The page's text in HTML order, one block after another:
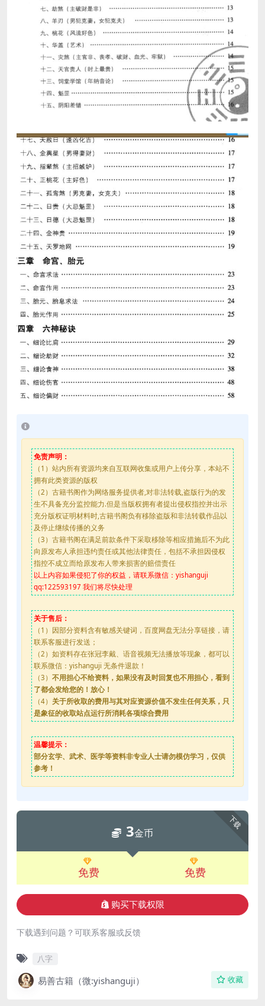
免责声明：
（1）站内所有资源均来自互联网收集或用户上传分享，本站不
拥有此类资源的版权
（2）古籍书阁作为网络服务提供者,对非法转载,盗版行为的发
生不具备充分监控能力.但是当版权拥有者提出侵权指控并出示
充分版权证明材料时,古籍书阁负有移除盗版和非法转载作品以
及停止继续传播的义务
（3）古籍书阁在满足前款条件下采取移除等相应措施后不为此
向原发布人承担违约责任或其他法律责任，包括不承担因侵权
指控不成立而给原发布人带来损害的赔偿责任
以上内容如果侵犯了你的权益，请联系微信：yishanguji
qq:122593197 我们将尽快处理
关于售后：
（1）因部分资料含有敏感关键词，百度网盘无法分享链接，请
联系客服进行发送；
（2）如资料存在张冠李戴、语音视频无法播放等现象，都可以
联系微信：yishanguji 无条件退款！
（3） 不用担心不给资料，如果没有及时回复也不用担心，看到
了都会发给您的！放心！
（4） 关于所收取的费用与其对应资源价值不发生任何关系，只
是象征的收取站点运行所消耗各项综合费用
温馨提示：
部分玄学、武术、医学等资料非专业人士请勿模仿学习，仅供
参考！
下载
3金币
免费 免费
购买下载权限
下载遇到问题？可联系客服或反馈
八字
易善古籍（微:yishanguji） 收藏